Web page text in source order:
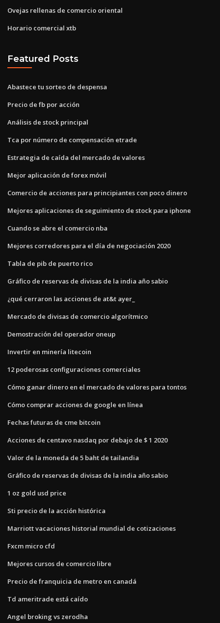
Ovejas rellenas de comercio oriental
Horario comercial xtb
Featured Posts
Abastece tu sorteo de despensa
Precio de fb por acción
Análisis de stock principal
Tca por número de compensación etrade
Estrategia de caída del mercado de valores
Mejor aplicación de forex móvil
Comercio de acciones para principiantes con poco dinero
Mejores aplicaciones de seguimiento de stock para iphone
Cuando se abre el comercio nba
Mejores corredores para el día de negociación 2020
Tabla de pib de puerto rico
Gráfico de reservas de divisas de la india año sabio
¿qué cerraron las acciones de at&t ayer_
Mercado de divisas de comercio algorítmico
Demostración del operador oneup
Invertir en minería litecoin
12 poderosas configuraciones comerciales
Cómo ganar dinero en el mercado de valores para tontos
Cómo comprar acciones de google en línea
Fechas futuras de cme bitcoin
Acciones de centavo nasdaq por debajo de $ 1 2020
Valor de la moneda de 5 baht de tailandia
Gráfico de reservas de divisas de la india año sabio
1 oz gold usd price
Sti precio de la acción histórica
Marriott vacaciones historial mundial de cotizaciones
Fxcm micro cfd
Mejores cursos de comercio libre
Precio de franquicia de metro en canadá
Td ameritrade está caído
Angel broking vs zerodha